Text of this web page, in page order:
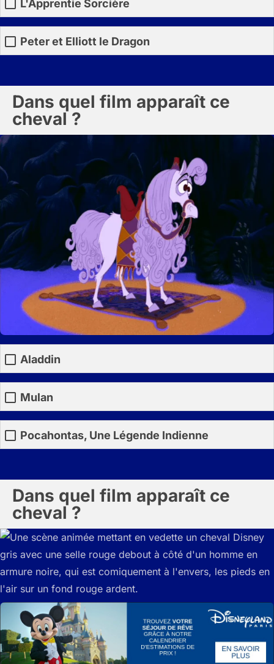
L'Apprentie Sorcière
Peter et Elliott le Dragon
Dans quel film apparaît ce
cheval ?
Aladdin
Mulan
Pocahontas, Une Légende Indienne
Dans quel film apparaît ce
cheval ?